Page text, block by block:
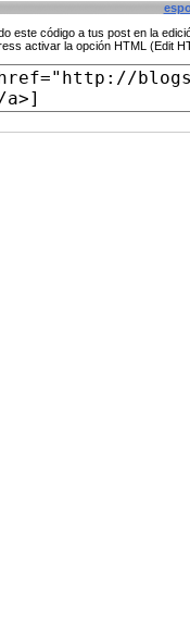
este código a tus post en la
activar la opción HTML (Edit